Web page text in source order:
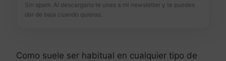
Sin spam. Al descargarlo te unes a mi newsletter y te puedes
dar de baja cuando quieras.
Como suele ser habitual en cualquier tipo de